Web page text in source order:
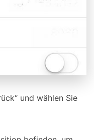
und wählen Sie